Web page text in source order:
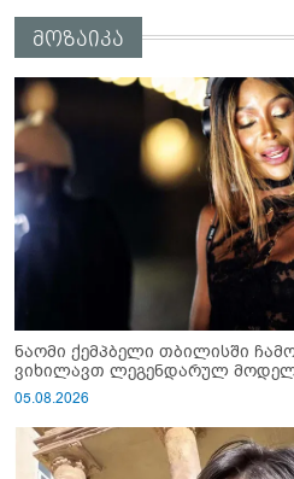
მოზაიკა
ნაომი ქემპბელი თბილისში
ვიხილავთ ლეგენდარულ
05.08.2026